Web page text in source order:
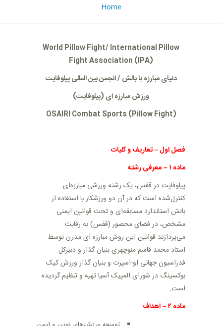
Home
World Pillow Fight/ International Pillow
Fight Association (IPA)
دنیای مبارزه با بالش/انجمن بین المللی پیلوفایت
ورزشمبارزه ای (پیلوفایت)
OSAIRI Combat Sports (Pillow Fight)
فصل اول–تعاریف و کلیات
ماده ۱–معرفی رشته
پیلوفایت در قفس، یک رشته ورزشی مبارزه‌ای
کنترل‌شده است که در آن دو ورزشکار با استفاده از
بالش استاندارد مسابقه‌ای و تحت قوانین ایمنی
مشخص، در فضای محصور (قفس) به رقابت
می‌پردازند قوانین این روش مبارزه ای مدرن توسط
استاد محمد قاسم منوچهری بنیان گذار و دبیرکل
فدراسیون جهانی او-اسپرت و بنیان گذار ورزش کیک
بوکسینگ در شورای المپیک آسیا تهیه و تنظیم گردیده
است.
ماده ۲–اهداف